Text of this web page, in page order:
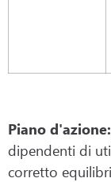
Piano d'azione:
dipendenti di
corretto